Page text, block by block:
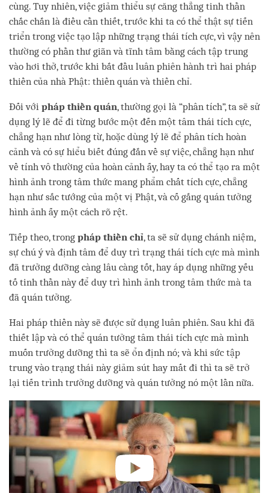
cùng. Tuy nhiên, việc giảm thiểu sự căng thẳng tinh thần
chắc chắn là điều cần thiết, trước khi ta có thể thật sự tiến
triển trong việc tạo lập những trạng thái tích cực, vì vậy nên
thường có phần thư giãn và tĩnh tâm bằng cách tập trung
vào hơi thở, trước khi bắt đầu luân phiên hành trì hai pháp
thiền của nhà Phật: thiền quán và thiền chỉ.
Đối với pháp thiền quán, thường gọi là “phân tích”, ta sẽ sử
dụng lý lẽ để đi từng bước một đến một tâm thái tích cực,
chẳng hạn như lòng từ, hoặc dùng lý lẽ để phân tích hoàn
cảnh và có sự hiểu biết đúng đắn về sự việc, chẳng hạn như
về tính vô thường của hoàn cảnh ấy, hay ta có thể tạo ra một
hình ảnh trong tâm thức mang phẩm chất tích cực, chẳng
hạn như sắc tướng của một vị Phật, và cố gắng quán tưởng
hình ảnh ấy một cách rõ rệt.
Tiếp theo, trong pháp thiền chỉ, ta sẽ sử dụng chánh niệm,
sự chú ý và định tâm để duy trì trạng thái tích cực mà mình
đã trưởng dưỡng càng lâu càng tốt, hay áp dụng những yếu
tố tinh thần này để duy trì hình ảnh trong tâm thức mà ta
đã quán tưởng.
Hai pháp thiền này sẽ được sử dụng luân phiên. Sau khi đã
thiết lập và có thể quán tưởng tâm thái tích cực mà mình
muốn trưởng dưỡng thì ta sẽ ổn định nó; và khi sức tập
trung vào trạng thái này giảm sút hay mất đi thì ta sẽ trở
lại tiến trình trưởng dưỡng và quán tưởng nó một lần nữa.